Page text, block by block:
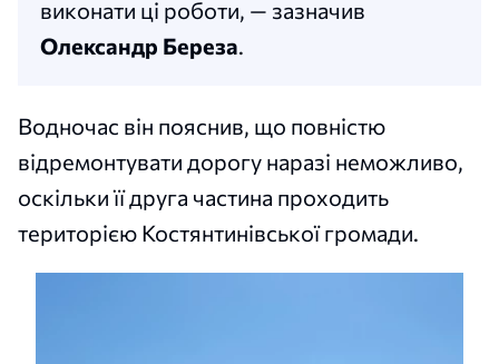
виконати ці роботи, — зазначив
Олександр Береза.
Водночас він пояснив, що повністю
відремонтувати дорогу наразі неможливо,
оскільки її друга частина проходить
територією Костянтинівської громади.